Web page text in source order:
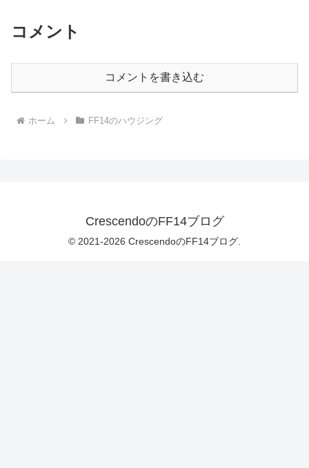
コメント
コメントを書き込む
ホーム FF14のハウジング
CrescendoのFF14ブログ
© 2021-2026 CrescendoのFF14ブログ.